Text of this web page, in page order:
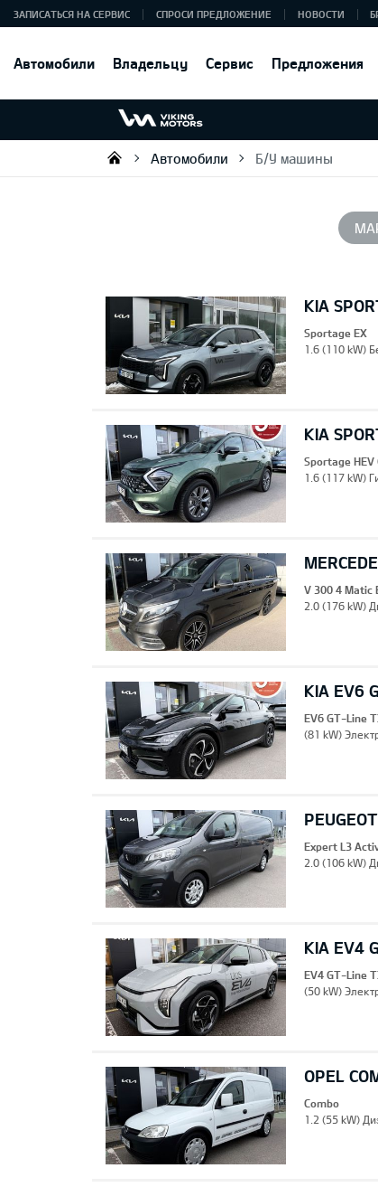
Автомобили Владельцу Сервис Предложения
ЗАПИСАТЬСЯ НА СЕРВИС СПРОСИ ПРЕДЛОЖЕНИЕ НОВОСТИ
Viking Motors - Kia продажа,
Автомобили Б/У машины
KIA
Sportage EX
1.6 (110 kW)
KIA
Sportage HEV
1.6 (117 kW)
V 300 4 Matic
2.0 (176 kW)
KIA EV6
EV6 GT-Line
(81 kW)
Expert L3
2.0 (106 kW)
KIA EV4
EV4 GT-Line
(50 kW)
OPEL
Combo
1.2 (55 kW)